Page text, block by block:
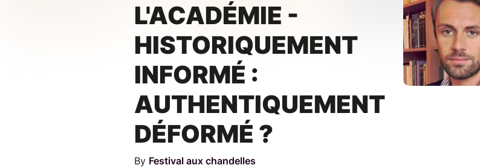
L'ACADÉMIE -
HISTORIQUEMENT
INFORMÉ :
AUTHENTIQUEMENT
DÉFORMÉ ?
By Festival aux chandelles